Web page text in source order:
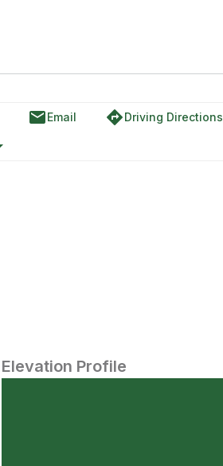
emailEmail directionsDriving Directions
Elevation Profile